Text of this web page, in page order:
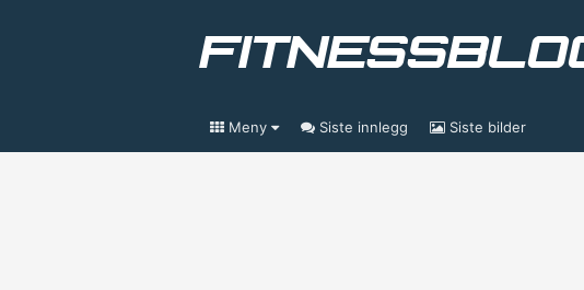
Meny Siste innlegg Siste bilder